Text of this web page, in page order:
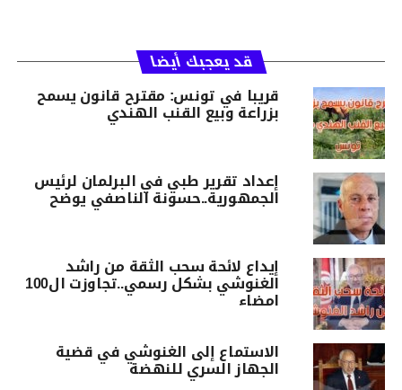
قد يعجبك أيضا
قريبا في تونس: مقترح قانون يسمح
بزراعة وبيع القنب الهندي
إعداد تقرير طبي في البرلمان لرئيس
الجمهورية..حسونة الناصفي يوضح
إيداع لائحة سحب الثقة من راشد
الغنوشي بشكل رسمي..تجاوزت ال100
امضاء
الاستماع إلى الغنوشي في قضية
الجهاز السري للنهضة